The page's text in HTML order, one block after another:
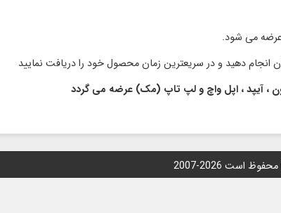
می شود.
، آیپد ، اپل واچ و لپ تاپ (مک) عرضه می گردد
2026-2007